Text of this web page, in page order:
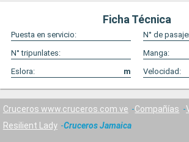
Ficha Técnica
Puesta en servicio:
N° de
N° tripunlates:
Manga:
Eslora:
m Velocidad:
Cruceros www.cruceros.com.ve Compañías
Resilient Lady
Cruceros Jamaica